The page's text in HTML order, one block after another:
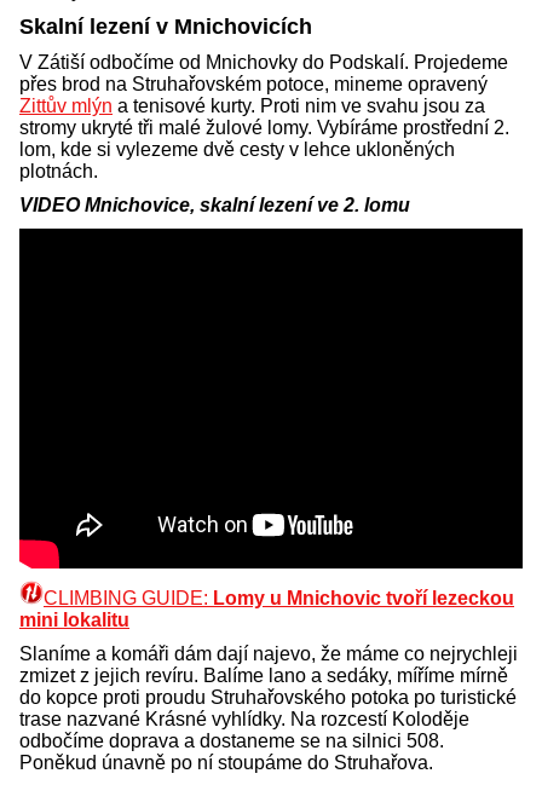
Skalní lezení v Mnichovicích
V Zátiší odbočíme od Mnichovky do Podskalí. Projedeme
přes brod na Struhařovském potoce, mineme opravený
Zittův mlýn a tenisové kurty. Proti nim ve svahu jsou za
stromy ukryté tři malé žulové lomy. Vybíráme prostřední 2.
lom, kde si vylezeme dvě cesty v lehce ukloněných
plotnách.
VIDEO Mnichovice, skalní lezení ve 2. lomu
CLIMBING GUIDE: Lomy u Mnichovic tvoří lezeckou
mini lokalitu
Slaníme a komáři dám dají najevo, že máme co nejrychleji
zmizet z jejich revíru. Balíme lano a sedáky, míříme mírně
do kopce proti proudu Struhařovského potoka po turistické
trase nazvané Krásné vyhlídky. Na rozcestí Koloděje
odbočíme doprava a dostaneme se na silnici 508.
Poněkud únavně po ní stoupáme do Struhařova.